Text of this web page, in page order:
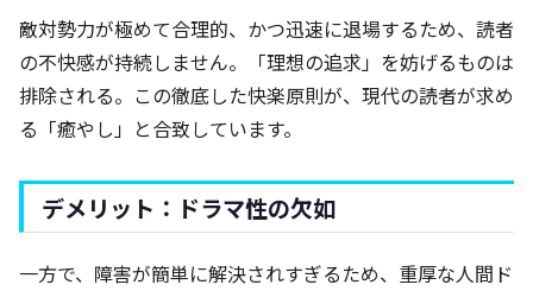
敵対勢力が極めて合理的、かつ迅速に退場するため、読者
の不快感が持続しません。「理想の追求」を妨げるものは
排除される。この徹底した快楽原則が、現代の読者が求め
る「癒やし」と合致しています。
デメリット：ドラマ性の欠如
一方で、障害が簡単に解決されすぎるため、重厚な人間ド